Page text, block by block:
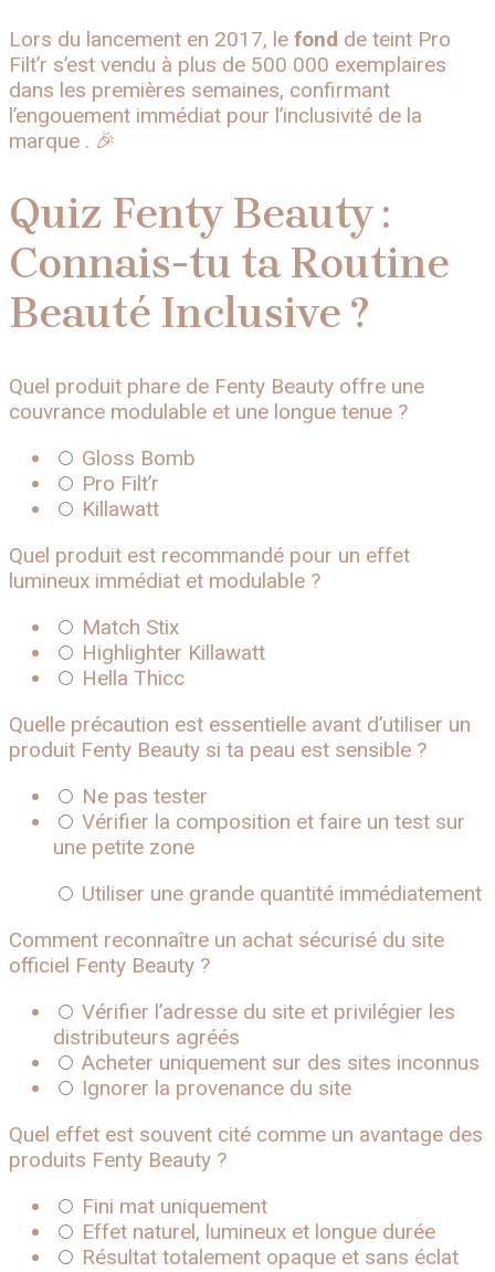
Lors du lancement en 2017, le fond de teint Pro
Filt’r s’est vendu à plus de 500 000 exemplaires
dans les premières semaines, confirmant
l’engouement immédiat pour l’inclusivité de la
marque . 🎉
Quiz Fenty Beauty :
Connais-tu ta Routine
Beauté Inclusive ?
Quel produit phare de Fenty Beauty offre une
couvrance modulable et une longue tenue ?
Gloss Bomb
Pro Filt’r
Killawatt
Quel produit est recommandé pour un effet
lumineux immédiat et modulable ?
Match Stix
Highlighter Killawatt
Hella Thicc
Quelle précaution est essentielle avant d’utiliser un
produit Fenty Beauty si ta peau est sensible ?
Ne pas tester
Vérifier la composition et faire un test sur
une petite zone
Utiliser une grande quantité immédiatement
Comment reconnaître un achat sécurisé du site
officiel Fenty Beauty ?
Vérifier l’adresse du site et privilégier les
distributeurs agréés
Acheter uniquement sur des sites inconnus
Ignorer la provenance du site
Quel effet est souvent cité comme un avantage des
produits Fenty Beauty ?
Fini mat uniquement
Effet naturel, lumineux et longue durée
Résultat totalement opaque et sans éclat